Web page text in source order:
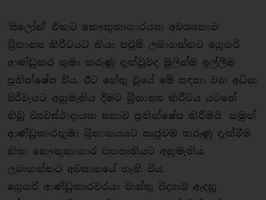
‘සිලෝන්’ එකට කෞතුකාගාරයක අවශ්‍යතාව
බ්‍රිතාන්‍ය කිරීටයට කියා පවුම් ලබාගන්නට ග්‍රෙගරි
ආණ්ඩුකර තුමා කරුණු දැක්වූවද මුලින්ම ඉල්ලීම
ප්‍රතික්ෂේප විය. ඊට හේතු වූයේ මේ සඳහා වන අධික
පිරිවැයට අනුමැතිය දීමට බ්‍රිතාන්‍ය කිරීටය යටතේ
තිබූ ව්‍යවස්ථාද‌ායක සභාව ප්‍රතික්ෂේප කිරීමයි. නමුත්
ආණ්ඩුකාරතුමා බ්‍රිතානයයට සෘජුවම කරුණු දැක්වීම
නිසා කෞතුකාගාර ව්‍යාපෘතියට අනුමැතිය
ලබාගන්නට අවසානයේ හැකි විය.
ග්‍රෙගරි ආණ්ඩුකාරවරයා වාස්තු විද්‍යාව ඇදහූ